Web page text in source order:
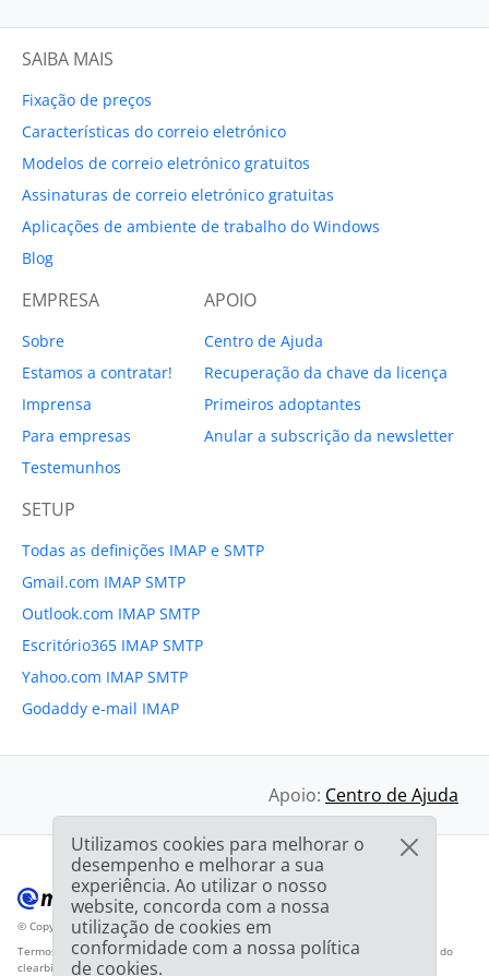
SAIBA MAIS
Fixação de preços
Características do correio eletrónico
Modelos de correio eletrónico gratuitos
Assinaturas de correio eletrónico gratuitas
Aplicações de ambiente de trabalho do Windows
Blog
EMPRESA
Sobre
Estamos a contratar!
Imprensa
Para empresas
Testemunhos
APOIO
Centro de Ajuda
Recuperação da chave da licença
Primeiros adoptantes
Anular a subscrição da newsletter
SETUP
Todas as definições IMAP e SMTP
Gmail.com IMAP SMTP
Outlook.com IMAP SMTP
Escritório365 IMAP SMTP
Yahoo.com IMAP SMTP
Godaddy e-mail IMAP
Apoio: Centro de Ajuda
© Copyright 2012-2026 Mailbird™Todos os direitos reservados.
Termos de Serviço Política de Privacidade Mapa do sítio Logotipo do fornecedor do
clearbit.com
Utilizamos cookies para melhorar o
desempenho e melhorar a sua
experiência. Ao utilizar o nosso
website, concorda com a nossa
utilização de cookies em
conformidade com a nossa política
de cookies.